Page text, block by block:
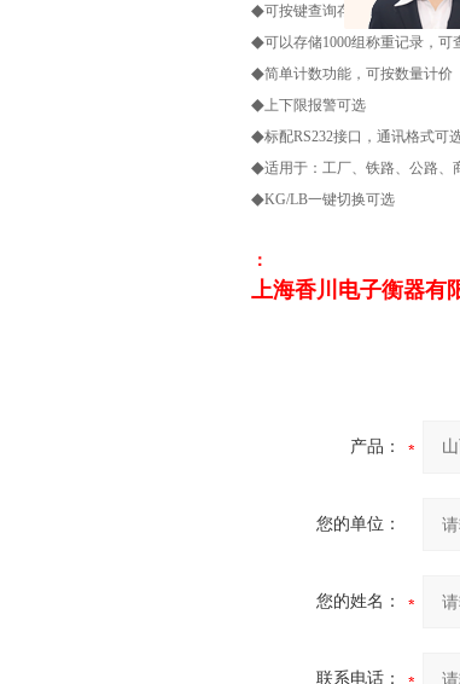
◆可按键查询存储记录
◆可以存储1000组称重记录，可
◆简单计数功能，可按数量计价
◆上下限报警可选
◆标配RS232接口，通讯格式可
◆适用于：工厂、铁路、公路、
◆KG/LB一键切换可选
：
上海香川电子衡器有
产品：
您的单位：
您的姓名：
联系电话：